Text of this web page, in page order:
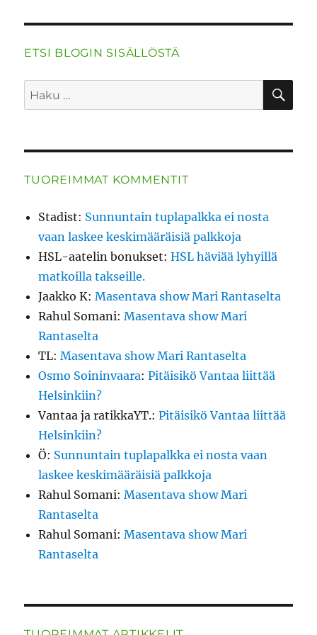
ETSI BLOGIN SISÄLLÖSTÄ
Etsi:
TUOREIMMAT KOMMENTIT
Stadist: Sunnuntain tuplapalkka ei nosta
vaan laskee keskimääräisiä palkkoja
HSL-aatelin bonukset:HSL häviää lyhyillä
matkoilla takseille.
Jaakko K:Masentava show Mari Rantaselta
Rahul Somani:Masentava show Mari
Rantaselta
TL:Masentava show Mari Rantaselta
Osmo Soininvaara:Pitäisikö Vantaa liittää
Helsinkiin?
Vantaa ja ratikkaYT.:Pitäisikö Vantaa liittää
Helsinkiin?
Ö: Sunnuntain tuplapalkka ei nosta vaan
laskee keskimääräisiä palkkoja
Rahul Somani:Masentava show Mari
Rantaselta
Rahul Somani:Masentava show Mari
Rantaselta